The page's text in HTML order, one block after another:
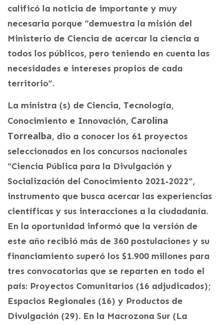
calificó la noticia de importante y muy
necesaria porque “demuestra la misión del
Ministerio de Ciencia de acercar la ciencia a
todos los públicos, pero teniendo en cuenta las
necesidades e intereses propios de cada
territorio”.
La ministra (s) de Ciencia, Tecnología,
Conocimiento e Innovación, Carolina
Torrealba, dio a conocer los 61 proyectos
seleccionados en los concursos nacionales
“Ciencia Pública para la Divulgación y
Socialización del Conocimiento 2021-2022”,
instrumento que busca acercar las experiencias
científicas y sus interacciones a la ciudadanía.
En la oportunidad informó que la versión de
este año recibió más de 360 postulaciones y su
financiamiento superó los $1.900 millones para
tres convocatorias que se reparten en todo el
país: Proyectos Comunitarios (16 adjudicados);
Espacios Regionales (16) y Productos de
Divulgación (29). En la Macrozona Sur (La